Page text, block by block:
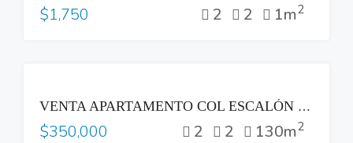
$1,750 2 2 1m2
VENTA APARTAMENTO COL ESCALÓN PARTE ALTA LAS VISTAS SAN SALVADOR
$350,000 2 2 130m2